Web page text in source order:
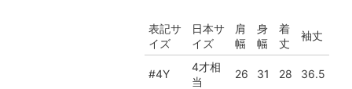
表記サ
イズ
日本サ
イズ
肩
幅
身
幅
着
丈
袖丈
#4Y
4才相
当
26 31 28 36.5